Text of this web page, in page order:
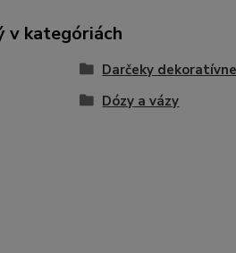
v kategóriách
Darčeky dekoratívne
Dózy a vázy